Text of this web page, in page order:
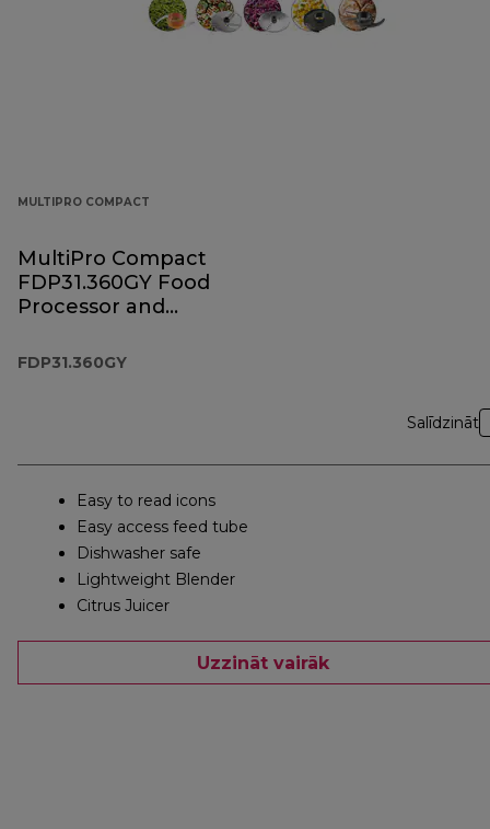
MULTIPRO COMPACT
MultiPro Compact
FDP31.360GY Food
Processor and
FDP31.360GY
Salīdzināt
Easy to read icons
Easy access feed tube
Dishwasher safe
Lightweight Blender
Citrus Juicer
Uzzināt vairāk